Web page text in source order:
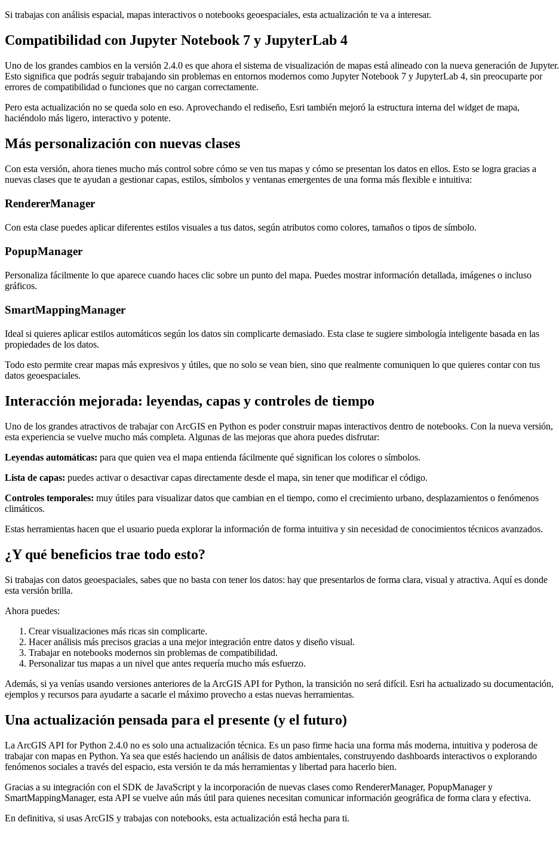
Si trabajas con análisis espacial, mapas interactivos o notebooks geoespaciales, esta actualización te va a interesar.
Compatibilidad con Jupyter Notebook 7 y JupyterLab 4
Uno de los grandes cambios en la versión 2.4.0 es que ahora el sistema de visualización de mapas está alineado con la nueva generación de Jupyter.
Esto significa que podrás seguir trabajando sin problemas en entornos modernos como Jupyter Notebook 7 y JupyterLab 4, sin preocuparte por
errores de compatibilidad o funciones que no cargan correctamente.
Pero esta actualización no se queda solo en eso. Aprovechando el rediseño, Esri también mejoró la estructura interna del widget de mapa,
haciéndolo más ligero, interactivo y potente.
Más personalización con nuevas clases
Con esta versión, ahora tienes mucho más control sobre cómo se ven tus mapas y cómo se presentan los datos en ellos. Esto se logra gracias a
nuevas clases que te ayudan a gestionar capas, estilos, símbolos y ventanas emergentes de una forma más flexible e intuitiva:
RendererManager
Con esta clase puedes aplicar diferentes estilos visuales a tus datos, según atributos como colores, tamaños o tipos de símbolo.
PopupManager
Personaliza fácilmente lo que aparece cuando haces clic sobre un punto del mapa. Puedes mostrar información detallada, imágenes o incluso
gráficos.
SmartMappingManager
Ideal si quieres aplicar estilos automáticos según los datos sin complicarte demasiado. Esta clase te sugiere simbología inteligente basada en las
propiedades de los datos.
Todo esto permite crear mapas más expresivos y útiles, que no solo se vean bien, sino que realmente comuniquen lo que quieres contar con tus
datos geoespaciales.
Interacción mejorada: leyendas, capas y controles de tiempo
Uno de los grandes atractivos de trabajar con ArcGIS en Python es poder construir mapas interactivos dentro de notebooks. Con la nueva versión,
esta experiencia se vuelve mucho más completa. Algunas de las mejoras que ahora puedes disfrutar:
Leyendas automáticas: para que quien vea el mapa entienda fácilmente qué significan los colores o símbolos.
Lista de capas: puedes activar o desactivar capas directamente desde el mapa, sin tener que modificar el código.
Controles temporales: muy útiles para visualizar datos que cambian en el tiempo, como el crecimiento urbano, desplazamientos o fenómenos
climáticos.
Estas herramientas hacen que el usuario pueda explorar la información de forma intuitiva y sin necesidad de conocimientos técnicos avanzados.
¿Y qué beneficios trae todo esto?
Si trabajas con datos geoespaciales, sabes que no basta con tener los datos: hay que presentarlos de forma clara, visual y atractiva. Aquí es donde
esta versión brilla.
Ahora puedes:
Crear visualizaciones más ricas sin complicarte.
Hacer análisis más precisos gracias a una mejor integración entre datos y diseño visual.
Trabajar en notebooks modernos sin problemas de compatibilidad.
Personalizar tus mapas a un nivel que antes requería mucho más esfuerzo.
Además, si ya venías usando versiones anteriores de la ArcGIS API for Python, la transición no será difícil. Esri ha actualizado su documentación,
ejemplos y recursos para ayudarte a sacarle el máximo provecho a estas nuevas herramientas.
Una actualización pensada para el presente (y el futuro)
La ArcGIS API for Python 2.4.0 no es solo una actualización técnica. Es un paso firme hacia una forma más moderna, intuitiva y poderosa de
trabajar con mapas en Python. Ya sea que estés haciendo un análisis de datos ambientales, construyendo dashboards interactivos o explorando
fenómenos sociales a través del espacio, esta versión te da más herramientas y libertad para hacerlo bien.
Gracias a su integración con el SDK de JavaScript y la incorporación de nuevas clases como RendererManager, PopupManager y
SmartMappingManager, esta API se vuelve aún más útil para quienes necesitan comunicar información geográfica de forma clara y efectiva.
En definitiva, si usas ArcGIS y trabajas con notebooks, esta actualización está hecha para ti.